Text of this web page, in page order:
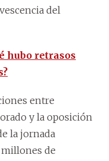
del
hubo retrasos
entre
y la oposición
la jornada
millones de